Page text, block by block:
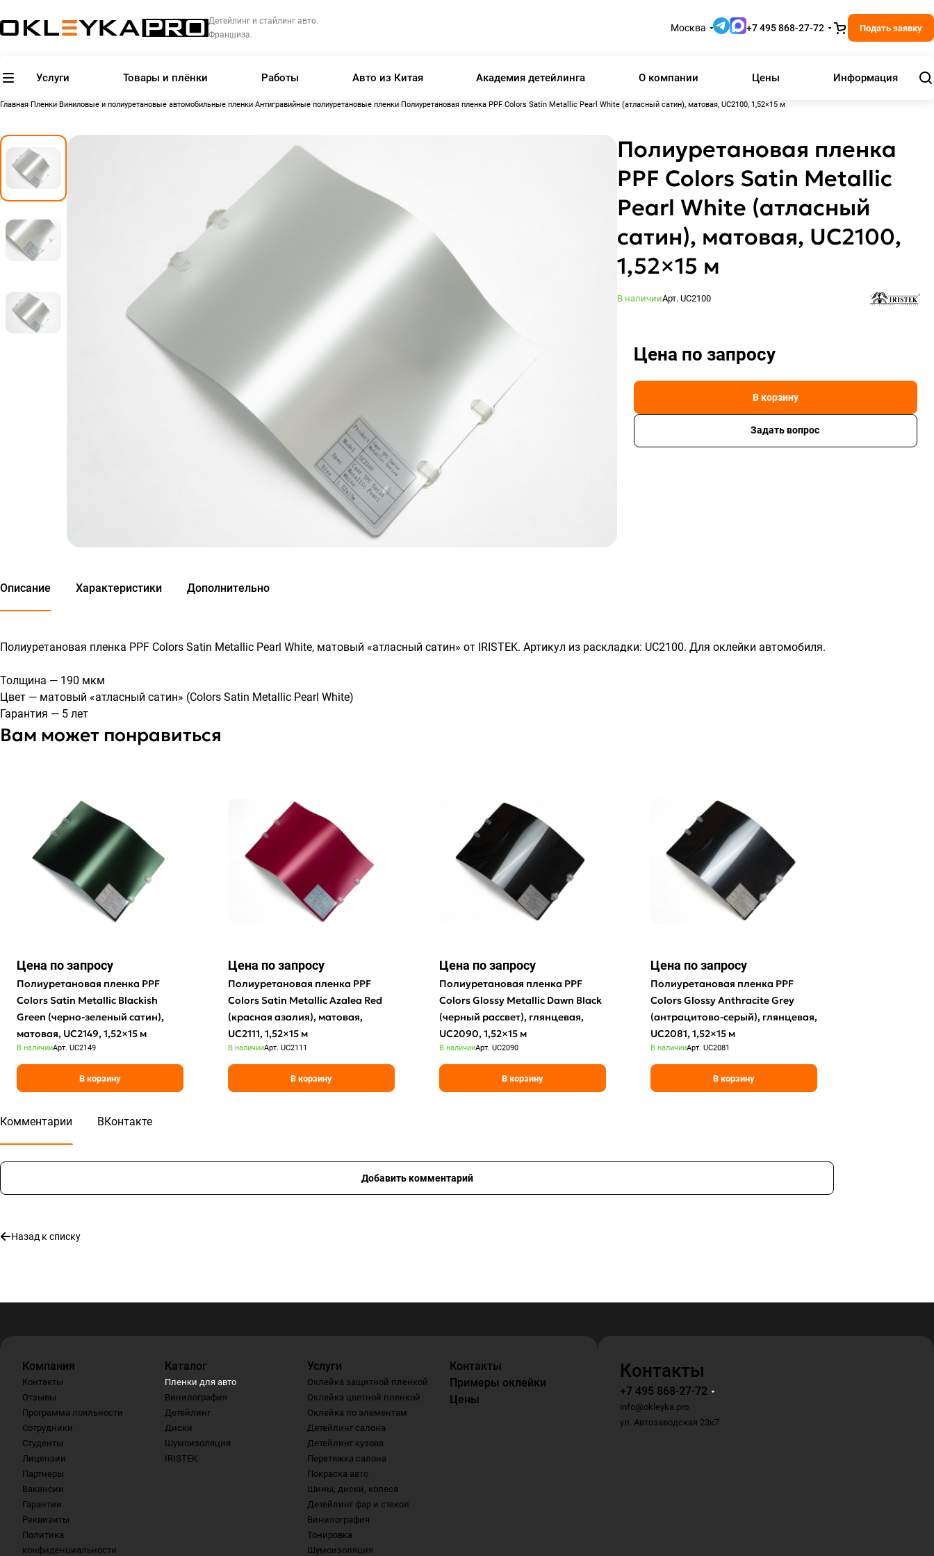
Детейлинг и стайлинг авто.
Франшиза.
Москва +7 495 868-27-72 Подать заявку
Услуги Товары и плёнки Работы Авто из Китая Академия детейлинга О компании Цены Информация
Главная Пленки Виниловые и полиуретановые автомобильные пленки Антигравийные полиуретановые пленки Полиуретановая пленка PPF Colors Satin Metallic Pearl White (атласный сатин), матовая, UC2100, 1,52×15 м
Полиуретановая пленка
PPF Colors Satin Metallic
Pearl White (атласный
сатин), матовая, UC2100,
1,52×15 м
В наличииАрт. UC2100
Цена по запросу
В корзину
Задать вопрос
Описание Характеристики Дополнительно
Полиуретановая пленка PPF Colors Satin Metallic Pearl White, матовый «атласный сатин» от IRISTEK. Артикул из раскладки: UC2100. Для оклейки автомобиля.
Толщина — 190 мкм
Цвет — матовый «атласный сатин» (Colors Satin Metallic Pearl White)
Гарантия — 5 лет
Вам может понравиться
Цена по запросу
Полиуретановая пленка PPF
Colors Satin Metallic Blackish
Green (черно-зеленый сатин),
матовая, UC2149, 1,52×15 м
В наличииАрт. UC2149
В корзину
Цена по запросу
Полиуретановая пленка PPF
Colors Satin Metallic Azalea Red
(красная азалия), матовая,
UC2111, 1,52×15 м
В наличииАрт. UC2111
В корзину
Цена по запросу
Полиуретановая пленка PPF
Colors Glossy Metallic Dawn Black
(черный рассвет), глянцевая,
UC2090, 1,52×15 м
В наличииАрт. UC2090
В корзину
Цена по запросу
Полиуретановая пленка PPF
Colors Glossy Anthracite Grey
(антрацитово-серый), глянцевая,
UC2081, 1,52×15 м
В наличииАрт. UC2081
В корзину
Комментарии ВКонтакте
Добавить комментарий
Назад к списку
Компания
Контакты
Отзывы
Программа лояльности
Сотрудники
Студенты
Лицензии
Партнеры
Вакансии
Гарантии
Реквизиты
Политика
конфиденциальности
Каталог
Пленки для авто
Винилография
Детейлинг
Диски
Шумоизоляция
IRISTEK
Услуги
Оклейка защитной пленкой
Оклейка цветной пленкой
Оклейка по элементам
Детейлинг салона
Детейлинг кузова
Перетяжка салона
Покраска авто
Шины, диски, колеса
Детейлинг фар и стекол
Винилография
Тонировка
Шумоизоляция
Контакты
Примеры оклейки
Цены
Контакты
+7 495 868-27-72
info@okleyka.pro
ул. Автозаводская 23к7